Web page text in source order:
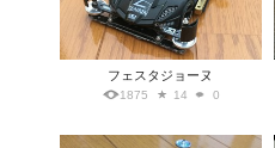
フェスタジョーヌ
1875 14 0